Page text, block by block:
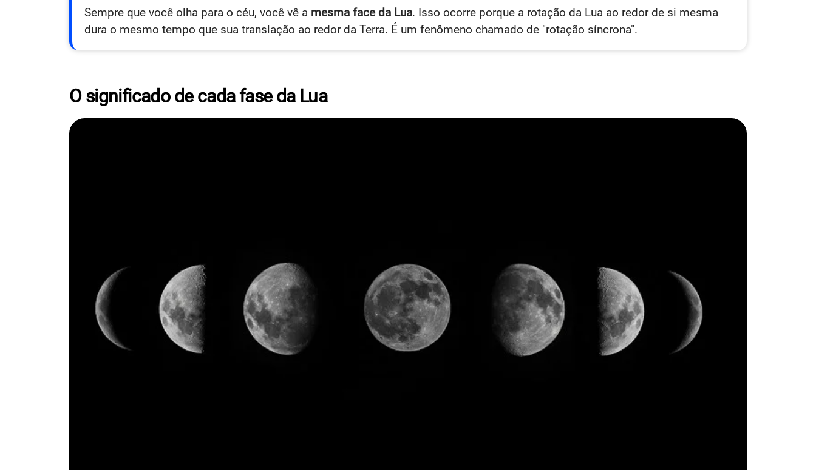
Sempre que você olha para o céu, você vê a mesma face da Lua. Isso ocorre porque a rotação da Lua ao redor de si mesma
dura o mesmo tempo que sua translação ao redor da Terra. É um fenômeno chamado de "rotação síncrona".
O significado de cada fase da Lua